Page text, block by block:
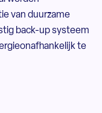
van duurzame
back-up systeem
te